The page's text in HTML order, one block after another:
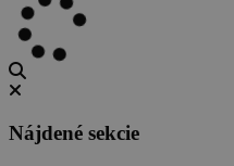
Nájdené sekcie